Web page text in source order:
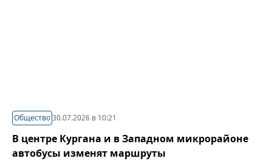
Общество30.07.2026 в 10:21
В центре Кургана и в Западном микрорайоне
автобусы изменят маршруты